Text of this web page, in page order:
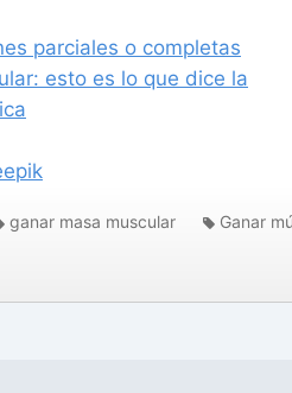
parciales o completas
esto es lo que dice la
ganar masa muscular Ganar